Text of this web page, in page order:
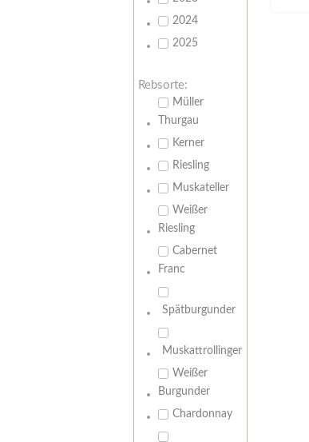
2024
2025
Rebsorte:
Müller
Thurgau
Kerner
Riesling
Muskateller
Weißer
Riesling
Cabernet
Franc
Spätburgunder
Muskattrollinger
Weißer
Burgunder
Chardonnay